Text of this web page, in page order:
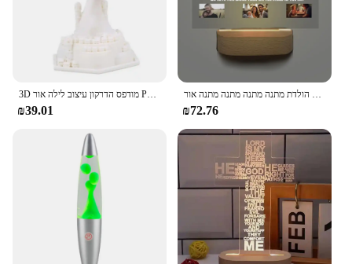
₪39.01 ₪72.76